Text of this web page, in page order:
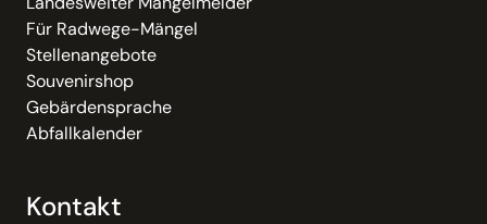
Für Radwege-Mängel
Stellenangebote
Souvenirshop
Gebärdensprache
Abfallkalender
Kontakt